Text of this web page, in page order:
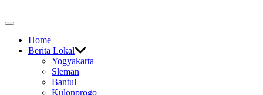
to
Off
CanvasHome
Berita Lokal
Yogyakarta
Sleman
Bantul
Kulonprogo